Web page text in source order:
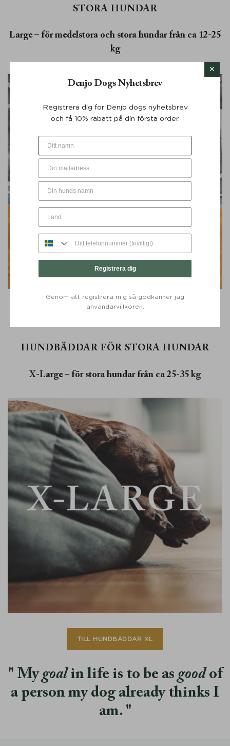
STORA HUNDAR
Large – för medelstora och stora hundar från ca 12-25
kg
HUNDBÄDDAR FÖR STORA HUNDAR
X-Large – för stora hundar från ca 25-35 kg
TILL HUNDBÄDDAR XL
My goalin life is to be as goodof
a person my dog already thinks I
am.
Denjo Dogs Nyhetsbrev
Registrera dig för Denjo dogs nyhetsbrev
och få 10% rabatt på din första order.
Registrera dig
Genom att registrera mig så godkänner jag
användarvillkoren.